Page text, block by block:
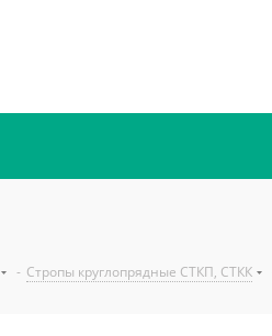
- Стропы круглопрядные СТКП, СТКК